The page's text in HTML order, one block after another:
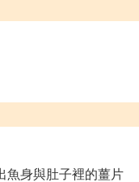
魚身與肚子裡的薑片